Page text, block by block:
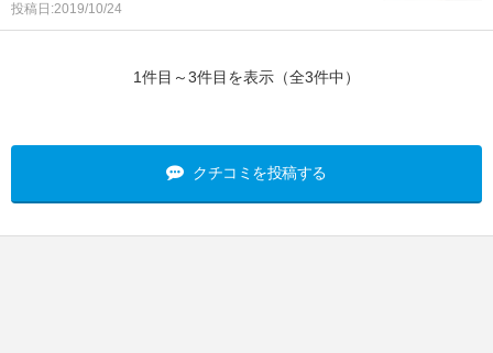
投稿日:2019/10/24
1件目～3件目を表示（全3件中）
クチコミを投稿する